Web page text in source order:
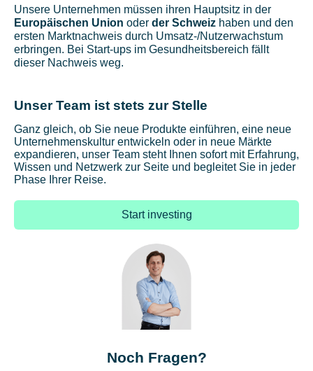
Unsere Unternehmen müssen ihren Hauptsitz in der
Europäischen Union oder der Schweiz haben und den
ersten Marktnachweis durch Umsatz-/Nutzerwachstum
erbringen. Bei Start-ups im Gesundheitsbereich fällt
dieser Nachweis weg.
Unser Team ist stets zur Stelle
Ganz gleich, ob Sie neue Produkte einführen, eine neue
Unternehmenskultur entwickeln oder in neue Märkte
expandieren, unser Team steht Ihnen sofort mit Erfahrung,
Wissen und Netzwerk zur Seite und begleitet Sie in jeder
Phase Ihrer Reise.
Start investing
Noch Fragen?